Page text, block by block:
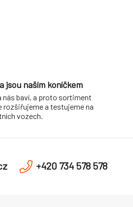
jsou naším koníčkem
nás baví, a proto sortiment
rozšiřujeme a testujeme na
vozech.
+420 734 578 578